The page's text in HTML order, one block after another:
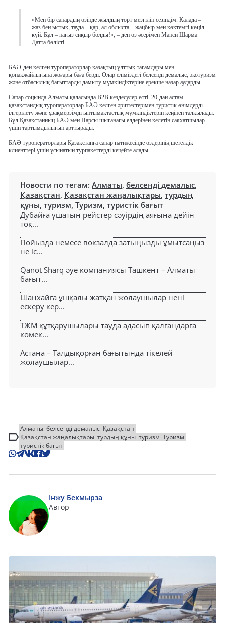
«Мен бір сапардың өзінде жылдың төрт мезгілін сезіндім. Қалада –
жаз бен ыстық, тауда – қар, ал облыста – жаңбыр мен көктемгі көңіл-
күй. Бұл – нағыз сиқыр болды!», – деп өз әсерімен Манси Шарма
Датта бөлісті.
БАӘ-ден келген туроператорлар қазақтың ұлттық тағамдары мен
қонақжайлығына жоғары баға берді. Олар еліміздегі белсенді демалыс, экотуризм
және отбасылық бағыттарды дамыту мүмкіндіктеріне ерекше назар аударды.
Сапар соңында Алматы қаласында B2B кездесулер өтті. 20-дан астам
қазақстандық туроператорлар БАӘ келген әріптестерімен туристік өнімдерді
ілгерілету және ұзақмерзімді ынтымақтастық мүмкіндіктерін кеңінен талқылады.
Бұл Қазақстанның БАӘ мен Парсы шығанағы елдерінен келетін саяхатшылар
үшін тартымдылығын арттырады.
БАӘ туроператорлары Қазақстанға сапар нәтижесінде өздерінің шетелдік
клиенттері үшін ұсынатын турпакеттерді кеңейте алады.
Новости по тегам: Алматы, белсенді демалыс,
Қазақстан, Қазақстан жаңалықтары, турдың
құны, туризм, Туризм, туристік бағыт
Дубайға ұшатын рейстер сәуірдің аяғына дейін
тоқ...
Пойызда немесе вокзалда затыңызды ұмытсаңыз
не іс...
Qanot Sharq әуе компаниясы Ташкент – Алматы
бағыт...
Шанхайға ұшқалы жатқан жолаушылар нені
ескеру кер...
ТЖМ құтқарушылары тауда адасып қалғандарға
көмек...
Астана – Талдықорған бағытында тікелей
жолаушылар...
Алматы белсенді демалыс Қазақстан
Қазақстан жаңалықтары турдың құны туризм Туризм
туристік бағыт
Інжу Бекмырза
Автор